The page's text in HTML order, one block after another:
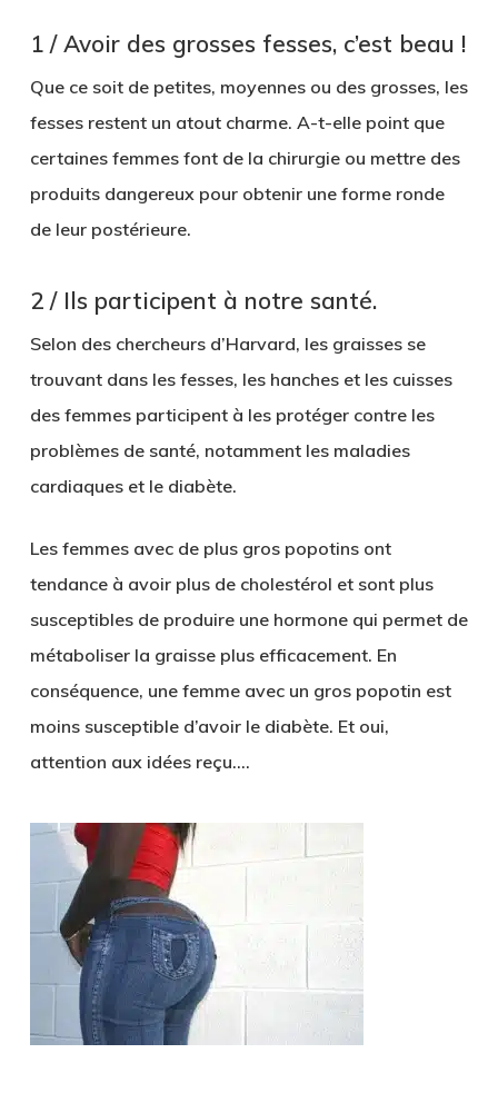
1 / Avoir des grosses fesses, c’est beau !
Que ce soit de petites, moyennes ou des grosses, les
fesses restent un atout charme. A-t-elle point que
certaines femmes font de la chirurgie ou mettre des
produits dangereux pour obtenir une forme ronde
de leur postérieure.
2 / Ils participent à notre santé.
Selon des chercheurs d’Harvard, les graisses se
trouvant dans les fesses, les hanches et les cuisses
des femmes participent à les protéger contre les
problèmes de santé, notamment les maladies
cardiaques et le diabète.
Les femmes avec de plus gros popotins ont
tendance à avoir plus de cholestérol et sont plus
susceptibles de produire une hormone qui permet de
métaboliser la graisse plus efficacement. En
conséquence, une femme avec un gros popotin est
moins susceptible d’avoir le diabète. Et oui,
attention aux idées reçu….